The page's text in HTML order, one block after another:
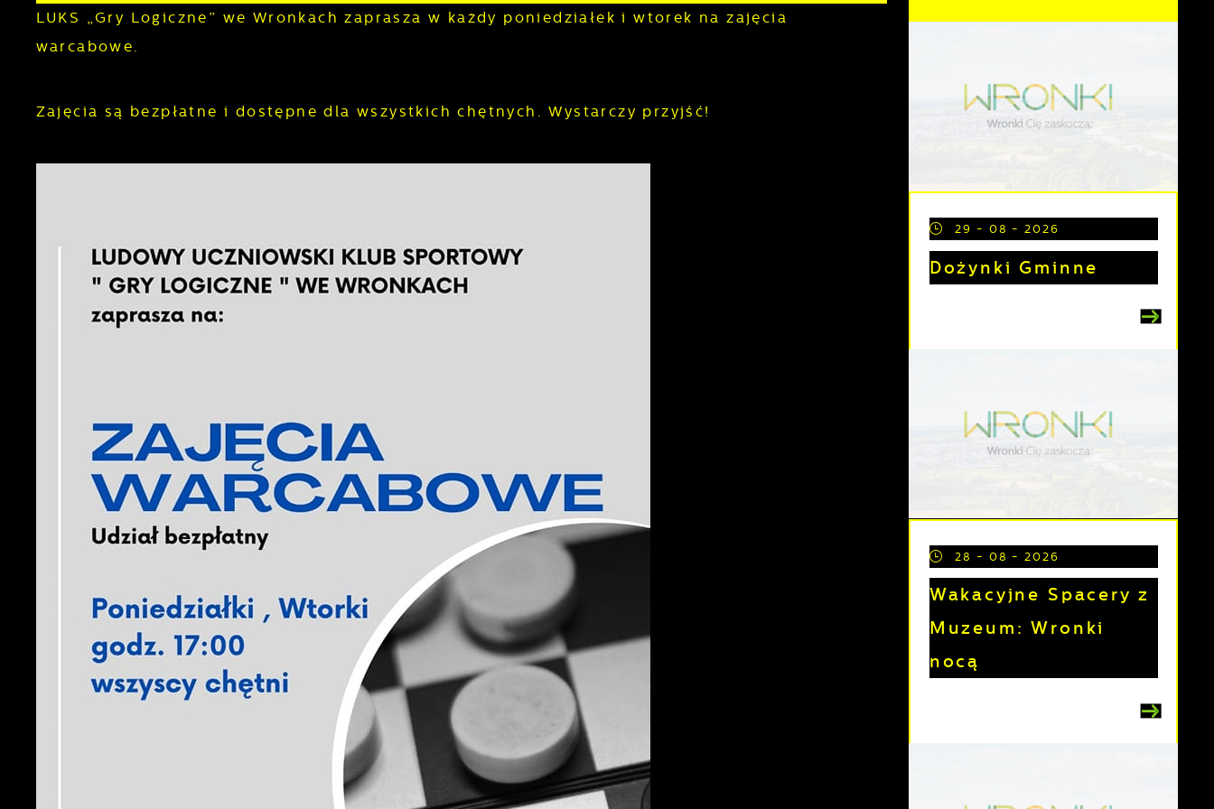
LUKS „Gry Logiczne” we Wronkach zaprasza w każdy poniedziałek i wtorek na zajęcia
warcabowe.
Zajęcia są bezpłatne i dostępne dla wszystkich chętnych. Wystarczy przyjść!
29 - 08 - 2026
Dożynki Gminne
28 - 08 - 2026
Wakacyjne Spacery z
Muzeum: Wronki
nocą
Ustawienia
Szanujemy Twoją prywatność. Możesz zmienić ustawienia
cookies lub zaakceptować je wszystkie. W dowolnym momencie
możesz dokonać zmiany swoich ustawień.